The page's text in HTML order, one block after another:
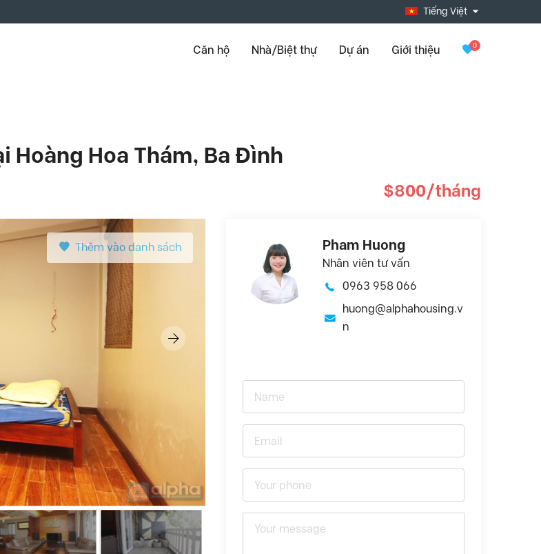
Tiếng Việt
Căn hộ Nhà/Biệt thự Dự án Giới thiệu 0
Hoàng Hoa Thám, Ba Đình
$800/tháng
Thêm vào danh sách Pham Huong
Nhân viên tư vấn
0963 958 066
huong@alphahousing.v
n